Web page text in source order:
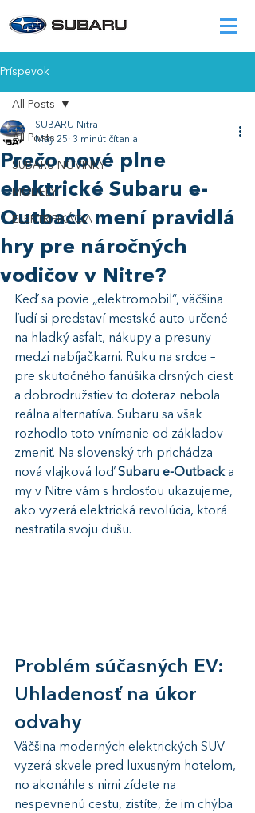
Príspevok
All Posts
SUBARU NOVINKY
MODELY
ELEKTRIFIKÁCIA
All Posts
Prečo nové plne
elektrické Subaru e-
Outback mení pravidlá
hry pre náročných
vodičov v Nitre?
SUBARU Nitra
May 25
3 minút čítania
Keď sa povie „elektromobil“, väčšina
ľudí si predstaví mestské auto určené
na hladký asfalt, nákupy a presuny
medzi nabíjačkami. Ruku na srdce –
pre skutočného fanúšika drsných ciest
a dobrodružstiev to doteraz nebola
reálna alternatíva. Subaru sa však
rozhodlo toto vnímanie od základov
zmeniť. Na slovenský trh prichádza
nová vlajková loď Subaru e-Outback a
my v Nitre vám s hrdosťou ukazujeme,
ako vyzerá elektrická revolúcia, ktorá
nestratila svoju dušu.
Problém súčasných EV:
Uhladenosť na úkor
odvahy
Väčšina moderných elektrických SUV
vyzerá skvele pred luxusným hotelom,
no akonáhle s nimi zídete na
nespevnenú cestu, zistíte, že im chýba